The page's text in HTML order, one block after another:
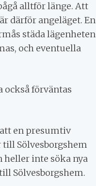
alltför länge. Att
därför angeläget. En
städa lägenheten
och eventuella
också förväntas
en presumtiv
Sölvesborgshem
inte söka nya
Sölvesborgshem.